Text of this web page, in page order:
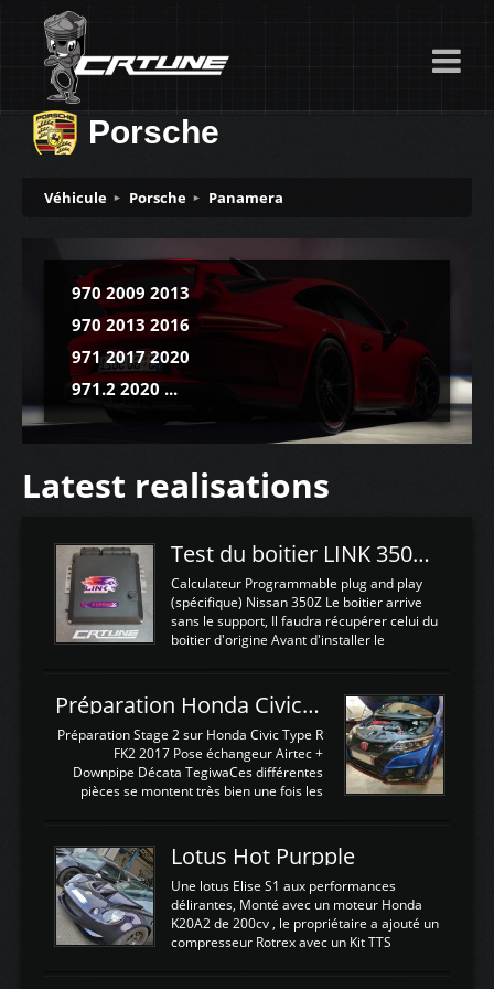
Porsche
Véhicule Porsche Panamera
970 2009 2013
970 2013 2016
971 2017 2020
971.2 2020 ...
Latest realisations
Test du boitier LINK 350Z Plugin ECU
Calculateur Programmable plug and play
(spécifique) Nissan 350Z Le boitier arrive
sans le support, Il faudra récupérer celui du
boitier d'origine Avant d'installer le
d'envoyer l'information de la large bande
dans le boitier. sydney sweeney deepfake
La sortie 0-5V de l'afr sera connectée sur
l'entrée AN Volt 8 et GndAN pour
Analogique, et Volt car l'information est une
tension (Pas une résistance variable d'un
est temps de brancher le ...
Préparation Honda Civic Type R FK2
Préparation Stage 2 sur Honda Civic Type R
FK2 2017 Pose échangeur Airtec +
Downpipe Décata TegiwaCes différentes
pièces se montent très bien une fois les
légere découpe du plastique inferieur,
negénant en rien la structure ou le
fonctionnement du fond plat. Une
reprogrammation Stage 2 est faite sur le
calculateur d'origine. Une alternative
économique au passage sur Hondata
d'origine 310cv et 400Nn , Une fois
Lotus Hot Purpple
Une lotus Elise S1 aux performances
délirantes, Monté avec un moteur Honda
K20A2 de 200cv , le propriétaire a ajouté un
compresseur Rotrex avec un Kit TTS